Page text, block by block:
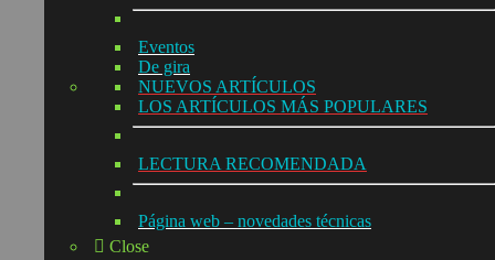
Eventos
De gira
NUEVOS ARTÍCULOS
LOS ARTÍCULOS MÁS POPULARES
LECTURA RECOMENDADA
Página web – novedades técnicas
Close